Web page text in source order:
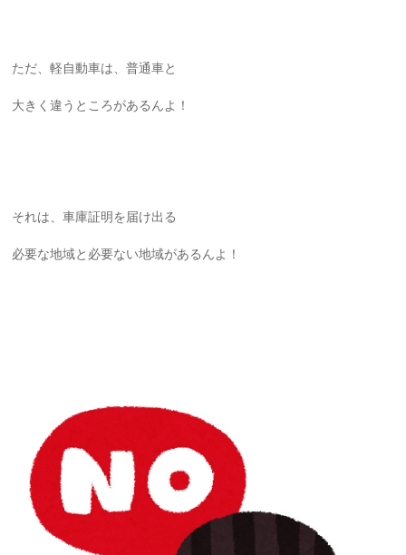
ただ、軽自動車は、普通車と
大きく違うところがあるんよ！
それは、車庫証明を届け出る
必要な地域と必要ない地域があるんよ！